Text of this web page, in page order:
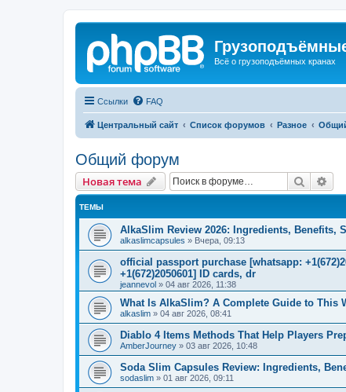
Всё о грузоподъёмных кранах
Ссылки FAQ
Центральный сайт Список форумов Разное
Общий форум
Новая тема Поиск
ТЕМЫ
AlkaSlim Review 2026: Ingredients, Benefits,
alkaslimcapsules » Вчера, 09:13
official passport purchase [whatsapp:
+1(672)2050601] ID cards, dr
jeannevol » 04 авг 2026, 11:38
What Is AlkaSlim? A Complete Guide to This
alkaslim » 04 авг 2026, 08:41
Diablo 4 Items Methods That Help Players
AmberJourney » 03 авг 2026, 10:48
Soda Slim Capsules Review: Ingredients,
sodaslim » 01 авг 2026, 09:11